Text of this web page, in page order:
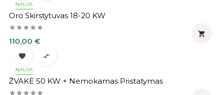
NAUJA
Oro Skirstytuvas 18-20 KW
Kaina
110,00 €

NAUJA
 
ŽVAKĖ 50 KW + Nemokamas Pristatymas